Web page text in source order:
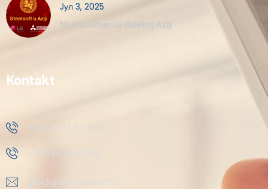
Јул 3, 2025
Naši inženjeri u dalekoj Aziji
Kontakt
+ 381 11 37 57 555
+ 381 18 41 51 230
prodaja@steelsoft.rs